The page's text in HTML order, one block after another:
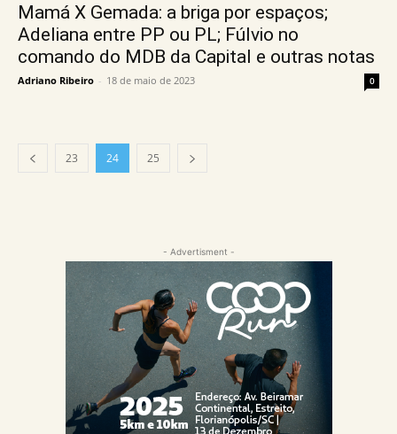
Mamá X Gemada: a briga por espaços;
Adeliana entre PP ou PL; Fúlvio no
comando do MDB da Capital e outras notas
Adriano Ribeiro - 18 de maio de 2023 0
23 24 25
- Advertisment -